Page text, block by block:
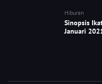
Hiburan
Sinopsis
Januari